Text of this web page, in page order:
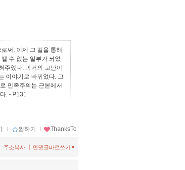
써, 이제 그 길을 통해
수 없는 일부가 되었
주었다. 과거의 고난이
이야기로 바뀌었다. 그
민족주의는 근본에서
. - P131
ｌ 찜하기 ｌ ThanksTo
먼댓글바로쓰기
주소복사